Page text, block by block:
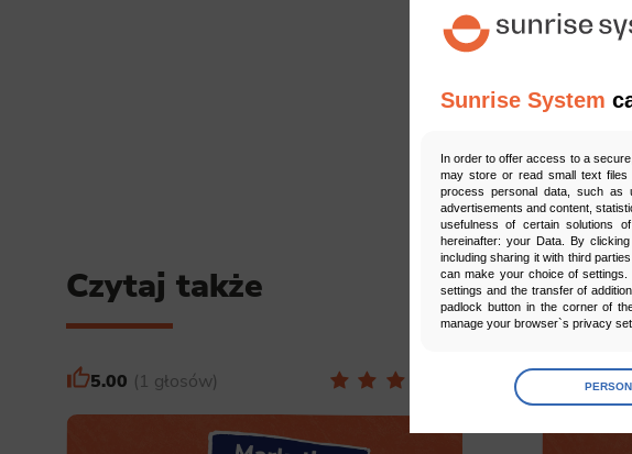
Sunrise System
In order to offer access to a
may store or read small text files
process personal data, such as
advertisements and content,
usefulness of certain solutions
hereinafter: your Data. By
including sharing it with third
can make your choice of
settings and the transfer of
padlock button in the corner of
manage your browser`s privacy
Manage
Czytaj także
5.00 1 głosów 5.00 1